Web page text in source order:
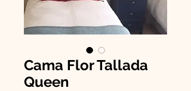
Cama Flor Tallada
Queen